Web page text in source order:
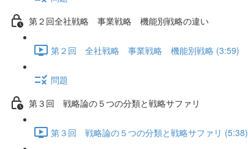
第２回全社戦略 事業戦略 機能別戦略の違い
第２回 全社戦略 事業戦略 機能別戦略 (3:59)
問題
第３回 戦略論の５つの分類と戦略サファリ
第３回 戦略論の５つの分類と戦略サファリ (5:38)